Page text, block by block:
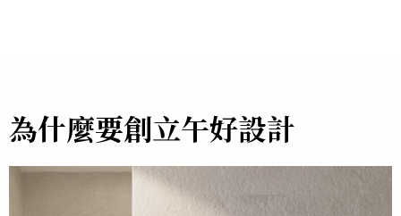
為什麼要創立午好設計